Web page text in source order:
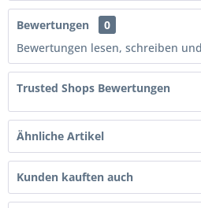
Bewertungen
0
Bewertungen lesen, schreiben
Trusted Shops Bewertungen
Ähnliche Artikel
Kunden kauften auch